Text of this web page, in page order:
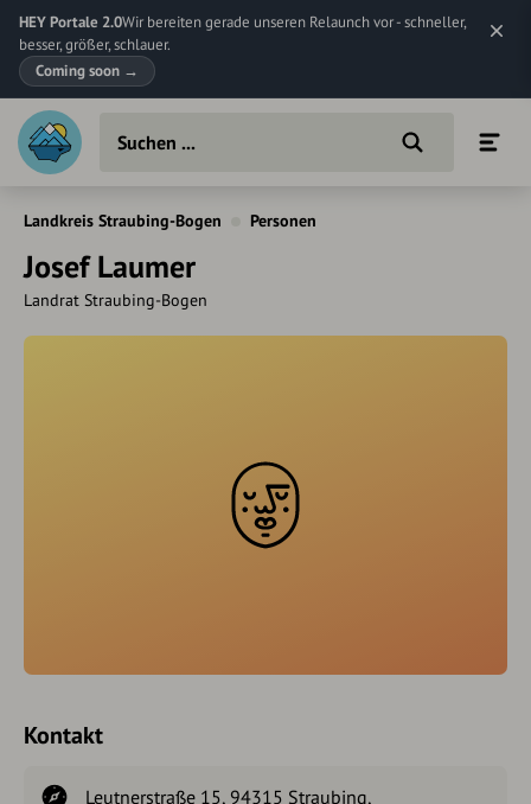
HEY Portale 2.0Wir bereiten gerade unseren Relaunch vor - schneller,
besser, größer, schlauer.
Coming soon →
Landkreis Straubing-Bogen Personen
Josef Laumer
Landrat Straubing-Bogen
Kontakt
Leutnerstraße 15, 94315 Straubing,